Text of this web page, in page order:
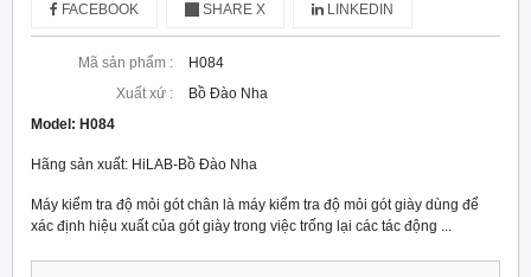
FACEBOOK SHARE X LINKEDIN
Mã sản phẩm :
H084
Xuất xứ :
Bồ Đào Nha
Model: H084
Hãng sản xuất: HiLAB-Bồ Đào Nha
Máy kiểm tra độ mỏi gót chân là máy kiểm tra độ mỏi gót giày dùng để
xác định hiệu xuất của gót giày trong việc trống lại các tác động ...